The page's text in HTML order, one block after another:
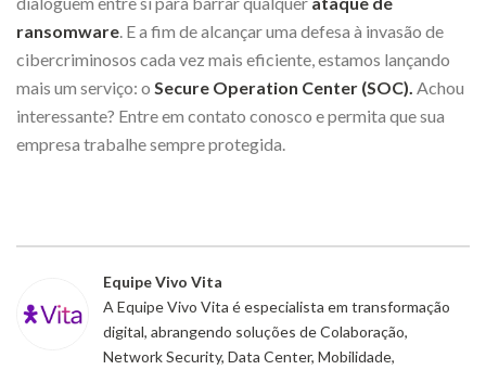
ransomware . E a fim de alcançar uma defesa à invasão de
cibercriminosos cada vez mais eficiente, estamos lançando
mais um serviço: o Secure Operation Center (SOC). Achou
interessante? Entre em contato conosco e permita que sua
empresa trabalhe sempre protegida.
Equipe Vivo Vita
A Equipe Vivo Vita é especialista em transformação
digital, abrangendo soluções de Colaboração,
Network Security, Data Center, Mobilidade,